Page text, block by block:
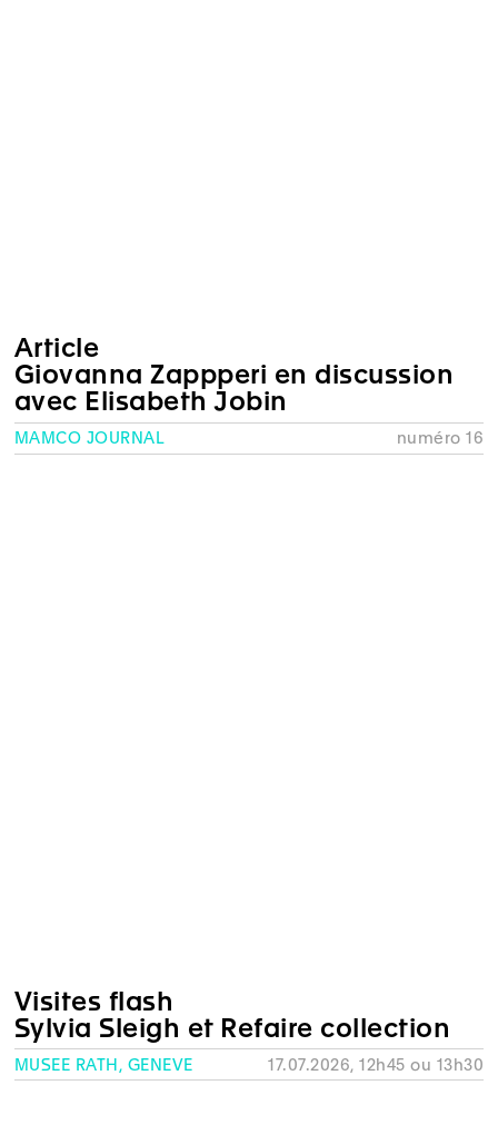
Article
Giovanna Zappperi en discussion
avec Elisabeth Jobin
MAMCO JOURNAL numéro 16
Visites flash
Sylvia Sleigh et Refaire collection
MUSÉE RATH, GENÈVE 17.07.2026, 12h45 ou 13h30